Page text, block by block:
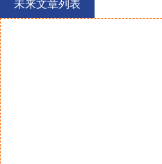
未来文章列表